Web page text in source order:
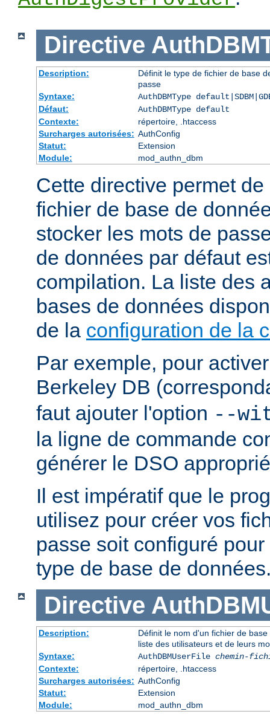
Directive
Description:
Définit le type de fichier de base
passe
Syntaxe:
AuthDBMType
Défaut:
AuthDBMType default
Contexte:
répertoire, .htaccess
Surcharges autorisées: AuthConfig
Statut:
Extension
Module:
mod_authn_dbm
Cette directive permet
fichier de base de
stocker les mots de
de données par défaut
compilation. La liste des
bases de données
de la configuration de la
Par exemple, pour
Berkeley DB
faut ajouter l'option --
la ligne de commande
générer le DSO
Il est impératif que le
utilisez pour créer vos
passe soit configuré
type de base de
Directive
Description:
Définit le nom d'un fichier de
liste des utilisateurs et de leurs
Syntaxe:
AuthDBMUserFile chemin-
Contexte:
répertoire, .htaccess
Surcharges autorisées: AuthConfig
Statut:
Extension
Module:
mod_authn_dbm